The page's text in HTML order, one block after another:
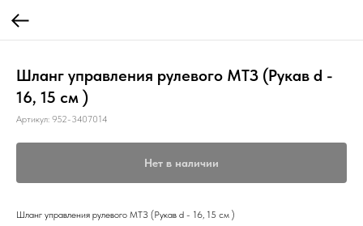
Шланг управления рулевого МТЗ (Рукав d -
16, 15 см )
Артикул: 952-3407014
Нет в наличии
Шланг управления рулевого МТЗ (Рукав d - 16, 15 см )